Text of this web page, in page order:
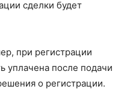
сделки будет
при регистрации
уплачена после подачи
о регистрации.